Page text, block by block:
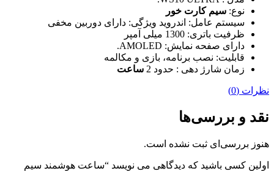
نوع: سیم کارت خور
سیستم عامل: اندروید ویژگی: دارای دوربین مخفی
ظرفیت باتری: 1300 میلی آمپر
دارای صفحه نمایش: AMOLED.
قابلیت: نصب برنامه، بازی و مکالمه
زمان شارژ دهی : حدود 2
ساعت
نظرات (0)
نقد و بررسی‌ها
هنوز بررسی‌ای ثبت نشده است.
اولین کسی باشید که دیدگاهی می نویسد “ساعت هوشمند سیم